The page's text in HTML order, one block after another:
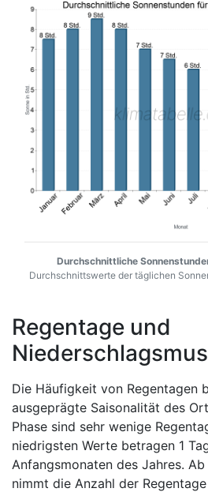
Durchschnittliche
Durchschnittswerte der täglichen
Regentage und
Die Häufigkeit von Regentagen
ausgeprägte Saisonalität des
Phase sind sehr wenige
niedrigsten Werte betragen 1
Anfangsmonaten des Jahres.
nimmt die Anzahl der